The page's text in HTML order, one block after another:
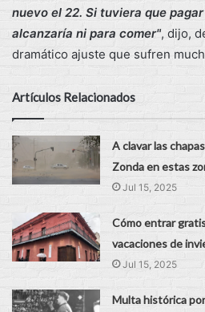
nuevo el 22. Si tuviera que
alcanzaría ni para comer", dijo,
dramático ajuste que sufren
Artículos Relacionados
A clavar las
Zonda en estas
Jul 15, 2025
Cómo entrar
vacaciones de
Jul 15, 2025
Multa histórica